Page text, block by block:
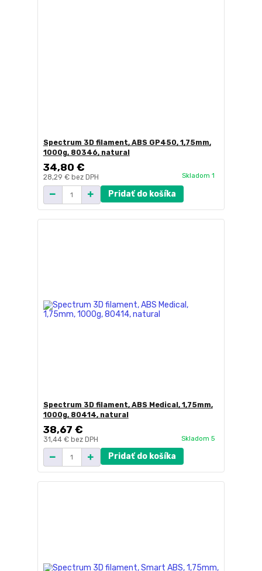
Spectrum 3D filament, ABS GP450, 1,75mm,
1000g, 80346, natural
34,80 €
28,29 € bez DPH Skladom 1
Pridať do košíka
Spectrum 3D filament, ABS Medical, 1,75mm,
1000g, 80414, natural
38,67 €
31,44 € bez DPH Skladom 5
Pridať do košíka